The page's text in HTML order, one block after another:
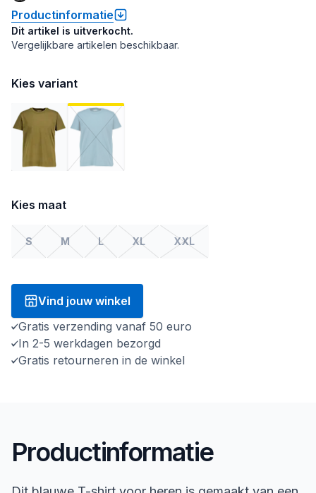
Productinformatie
Dit artikel is uitverkocht.
Vergelijkbare artikelen beschikbaar.
Kies variant
Kies maat
S M L XL XXL
Vind jouw winkel
Gratis verzending vanaf 50 euro
In 2-5 werkdagen bezorgd
Gratis retourneren in de winkel
Productinformatie